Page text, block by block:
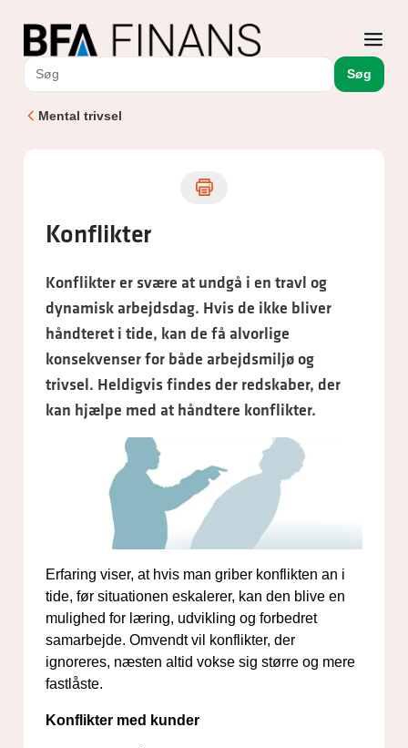
Søg
Mental trivsel
Konflikter
Konflikter er svære at undgå i en travl og
dynamisk arbejdsdag. Hvis de ikke bliver
håndteret i tide, kan de få alvorlige
konsekvenser for både arbejdsmiljø og
trivsel. Heldigvis findes der redskaber, der
kan hjælpe med at håndtere konflikter.
Erfaring viser, at hvis man griber konflikten an i
tide, før situationen eskalerer, kan den blive en
mulighed for læring, udvikling og forbedret
samarbejde. Omvendt vil konflikter, der
ignoreres, næsten altid vokse sig større og mere
fastlåste.
Konflikter med kunder